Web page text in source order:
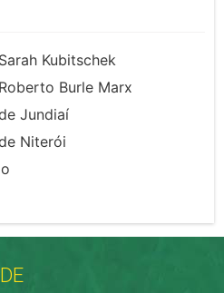
Kubitschek
Burle Marx
Jundiaí
Niterói